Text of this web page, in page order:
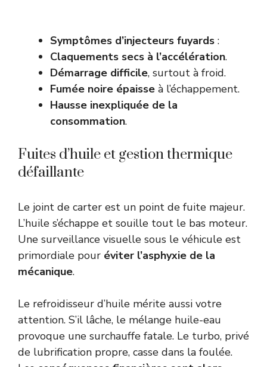
Symptômes d’injecteurs fuyards :
Claquements secs à l’accélération.
Démarrage difficile, surtout à froid.
Fumée noire épaisse à l’échappement.
Hausse inexpliquée de la
consommation.
Fuites d’huile et gestion thermique
défaillante
Le joint de carter est un point de fuite majeur.
L’huile s’échappe et souille tout le bas moteur.
Une surveillance visuelle sous le véhicule est
primordiale pour éviter l’asphyxie de la
mécanique.
Le refroidisseur d’huile mérite aussi votre
attention. S’il lâche, le mélange huile-eau
provoque une surchauffe fatale. Le turbo, privé
de lubrification propre, casse dans la foulée.